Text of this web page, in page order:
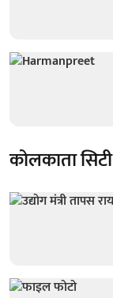
कोलकाता सिटी